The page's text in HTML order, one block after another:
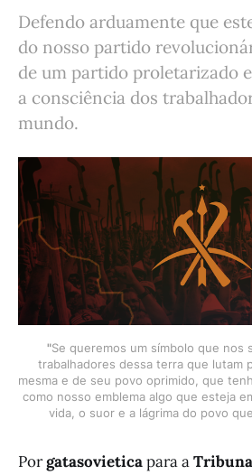
Defendo arduamente que
do nosso partido
de um partido proletarizado
a consciência dos
mundo.
"Se queremos um símbolo que nos
trabalhadores dessa terra que lutam
mesma e de seu povo oprimido, que
como nosso emblema algo que esteja
vida, o suor e a lágrima do povo
Porgatasovieticapara a